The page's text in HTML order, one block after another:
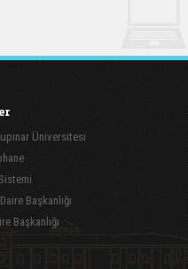
Üniversitesi
Başkanlığı
Başkanlığı